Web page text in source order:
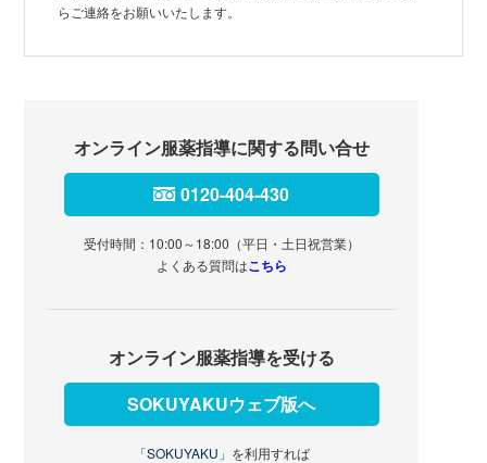
らご連絡をお願いいたします。
オンライン服薬指導に関する問い合せ
0120-404-430
受付時間：10:00～18:00（平日・土日祝営業）
よくある質問はこちら
オンライン服薬指導を受ける
SOKUYAKUウェブ版へ
「SOKUYAKU」 を利用すれば